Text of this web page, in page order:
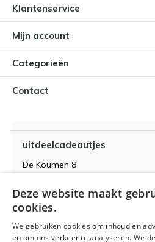
Klantenservice
Mijn account
Categorieën
Contact
uitdeelcadeautjes
De Koumen 8
KvK-nummer 14087571
BTW-nummer NL 815399145 B01
Deze website maakt
cookies.
We gebruiken cookies om inhoud en
en om ons verkeer te analyseren. We